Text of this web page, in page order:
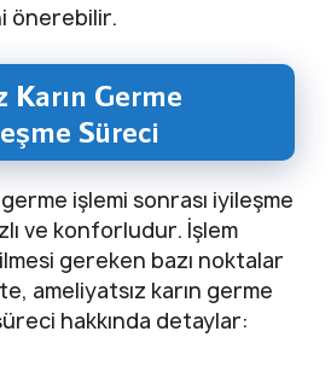
önerebilir.
Karın Germe
Süreci
işlemi sonrası iyileşme
ve konforludur. İşlem
gereken bazı noktalar
ameliyatsız karın germe
hakkında detaylar: